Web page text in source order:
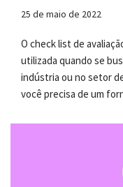
25 de maio de 2022
O check list de
utilizada quando se
indústria ou no setor
você precisa de um